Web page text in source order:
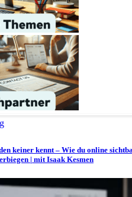
keiner kennt – Wie du online
| mit Isaak Kesmen